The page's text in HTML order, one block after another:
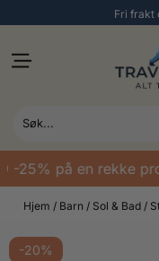
Fri frakt
-25% på en rekke
Hjem / Barn / Sol & Bad /
-20%